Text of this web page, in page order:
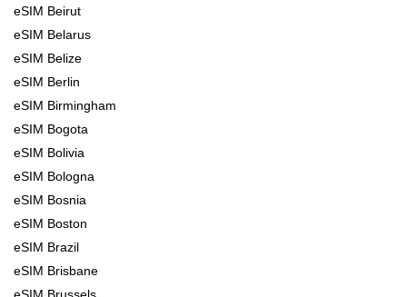
eSIM Beirut
eSIM Belarus
eSIM Belize
eSIM Berlin
eSIM Birmingham
eSIM Bogota
eSIM Bolivia
eSIM Bologna
eSIM Bosnia
eSIM Boston
eSIM Brazil
eSIM Brisbane